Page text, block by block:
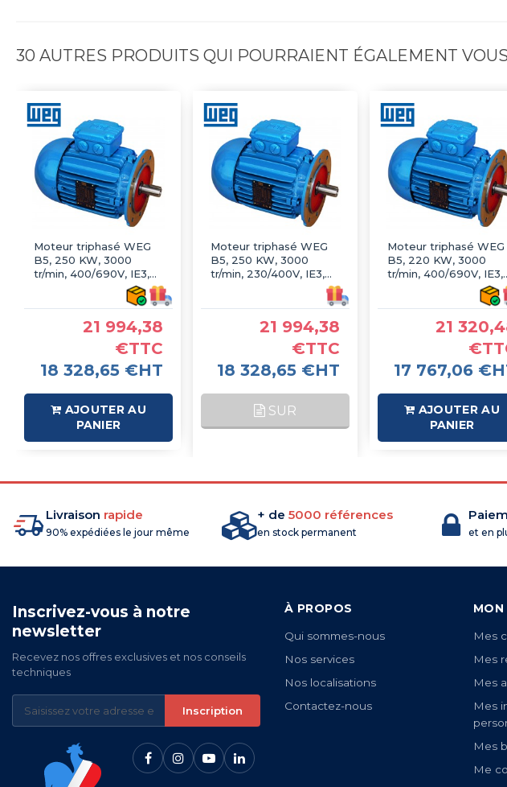
30 AUTRES PRODUITS QUI POURRAIENT ÉGALEMENT
Moteur triphasé WEG
B5, 250 KW, 3000
tr/min, 400/690V, IE3,
21 994,38
€TTC
18 328,65 €HT
AJOUTER AU
PANIER
Moteur triphasé WEG
B5, 250 KW, 3000
tr/min, 230/400V, IE3,
21 994,38
€TTC
18 328,65 €HT
SUR
Moteur triphasé WEG
B5, 220 KW, 3000
tr/min, 400/690V, IE3,
21
17 767,06
AJOUTER AU
PANIER
Livraison rapide
90% expédiées le jour même
+ de 5000 références
en stock permanent et en
Inscrivez-vous à notre
newsletter
Recevez nos offres exclusives et nos conseils
techniques
Inscription
À PROPOS
Qui sommes-nous
Nos services
Nos localisations
Contactez-nous
MON
Mes
Mes
Mes
Mes
Mes
Me